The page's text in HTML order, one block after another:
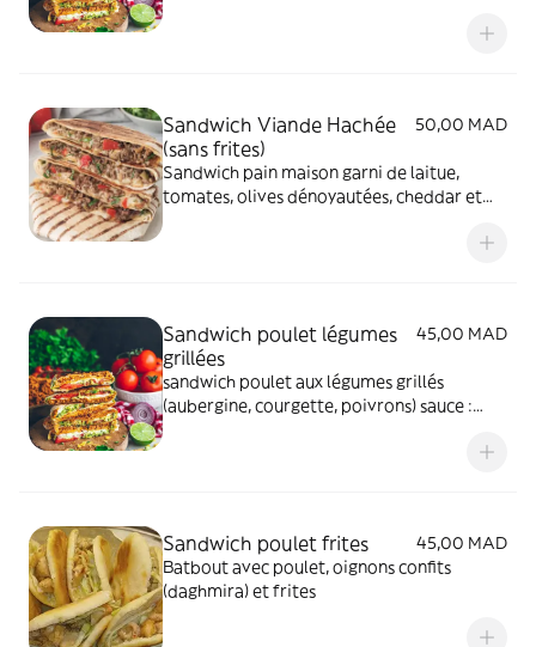
Sandwich Viande Hachée
(sans frites)
50,00 MAD
Sandwich pain maison garni de laitue,
tomates, olives dénoyautées, cheddar et
Sandwich poulet légumes
grillées
45,00 MAD
sandwich poulet aux légumes grillés
(aubergine, courgette, poivrons) sauce :
Sandwich poulet frites
45,00 MAD
Batbout avec poulet, oignons confits
(daghmira) et frites